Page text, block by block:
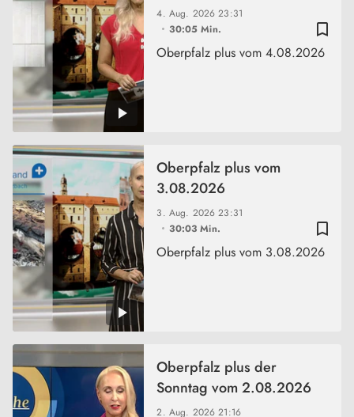
bookmark_border
4. Aug. 202623:31
30:05 Min.
Oberpfalz plus vom 4.08.2026
bookmark_border
3. Aug. 202623:31
30:03 Min.
Oberpfalz plus vom
3.08.2026
Oberpfalz plus vom 3.08.2026
2. Aug. 202621:16
Oberpfalz plus der
Sonntag vom 2.08.2026